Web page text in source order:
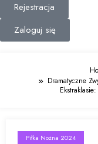
Rejestracja
Zaloguj się
Dramatyczne
Piłka Nożna 2024